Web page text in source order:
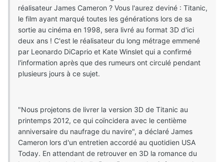
réalisateur James Cameron ? Vous l'aurez deviné : Titanic,
le film ayant marqué toutes les générations lors de sa
sortie au cinéma en 1998, sera livré au format 3D d'ici
deux ans ! C'est le réalisateur du long métrage emmené
par Leonardo DiCaprio et Kate Winslet qui a confirmé
l'information après que des rumeurs ont circulé pendant
plusieurs jours à ce sujet.
"Nous projetons de livrer la version 3D de Titanic au
printemps 2012, ce qui coïncidera avec le centième
anniversaire du naufrage du navire", a déclaré James
Cameron lors d'un entretien accordé au quotidien USA
Today. En attendant de retrouver en 3D la romance du